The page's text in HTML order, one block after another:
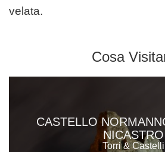
velata.
Cosa
CASTELLO
NICASTRO
Torri & Castelli